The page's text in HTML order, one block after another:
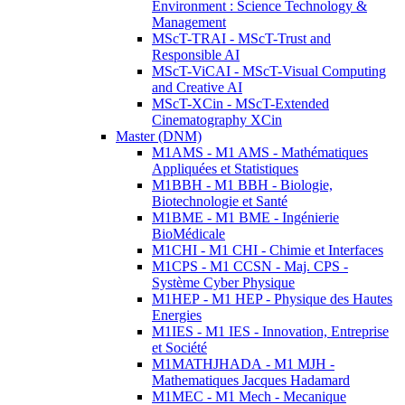
Environment : Science Technology &
Management
MScT-TRAI - MScT-Trust and
Responsible AI
MScT-ViCAI - MScT-Visual Computing
and Creative AI
MScT-XCin - MScT-Extended
Cinematography XCin
Master (DNM)
M1AMS - M1 AMS - Mathématiques
Appliquées et Statistiques
M1BBH - M1 BBH - Biologie,
Biotechnologie et Santé
M1BME - M1 BME - Ingénierie
BioMédicale
M1CHI - M1 CHI - Chimie et Interfaces
M1CPS - M1 CCSN - Maj. CPS -
Système Cyber Physique
M1HEP - M1 HEP - Physique des Hautes
Energies
M1IES - M1 IES - Innovation, Entreprise
et Société
M1MATHJHADA - M1 MJH -
Mathematiques Jacques Hadamard
M1MEC - M1 Mech - Mecanique